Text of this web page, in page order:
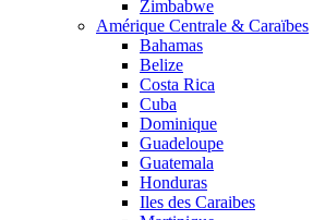
Zimbabwe
Amérique Centrale & Caraïbes
Bahamas
Belize
Costa Rica
Cuba
Dominique
Guadeloupe
Guatemala
Honduras
Iles des Caraibes